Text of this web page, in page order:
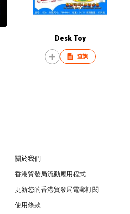
Desk Toy
查詢
關於我們
香港貿發局流動應用程式
更新您的香港貿發局電郵訂閱
使用條款